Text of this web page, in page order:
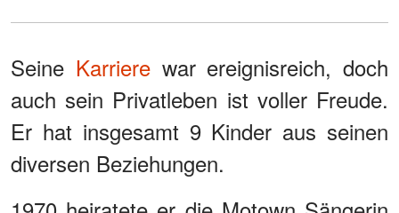
Seine Karrierewar ereignisreich, doch
auch sein Privatleben ist voller Freude.
Er hat insgesamt 9 Kinder aus seinen
diversen Beziehungen.